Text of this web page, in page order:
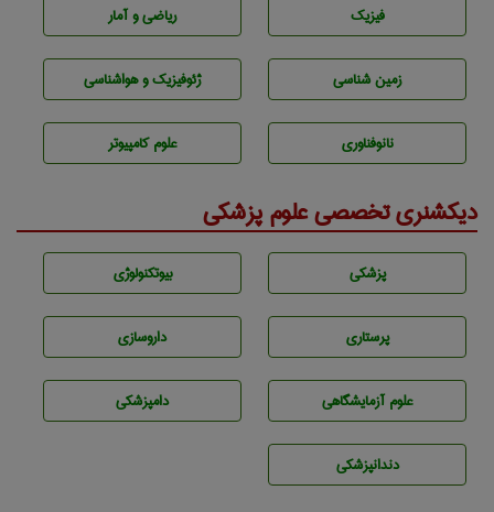
فیزیک ریاضی و آمار
زمين شناسی ژئوفيزيك و هواشناسی
نانوفناوری علوم کامپیوتر
دیکشنری تخصصی علوم پزشکی
پزشكی بيوتكنولوژی
پرستاری داروسازی
علوم آزمايشگاهی دامپزشكی
دندانپزشكی